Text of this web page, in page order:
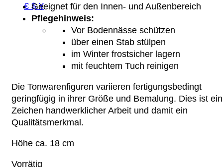
€ $ ¥
Geeignet für den Innen- und Außenbereich
Pflegehinweis:
Vor Bodennässe schützen
über einen Stab stülpen
im Winter frostsicher lagern
mit feuchtem Tuch reinigen
Die Tonwarenfiguren variieren fertigungsbedingt
geringfügig in ihrer Größe und Bemalung. Dies ist ein
Zeichen handwerklicher Arbeit und damit ein
Qualitätsmerkmal.
Höhe ca. 18 cm
Vorrätig